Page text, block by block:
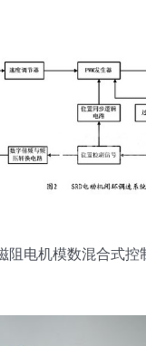
阻电机模数混合式控